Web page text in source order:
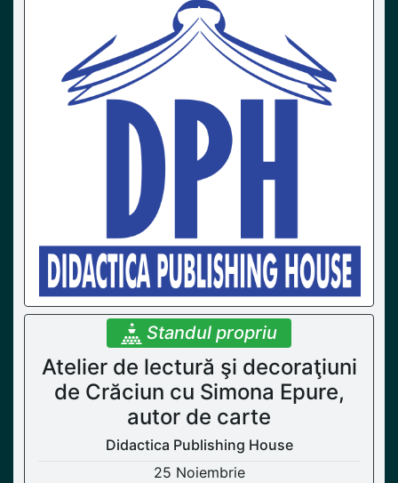
Standul propriu
Atelier de lectură şi decoraţiuni
de Crăciun cu Simona Epure,
autor de carte
Didactica Publishing House
25 Noiembrie